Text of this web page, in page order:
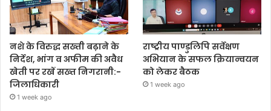
नशे के विरुद्ध सख्ती बढ़ाने के
निर्देश, भांग व अफीम की अवैध
खेती पर रखें सख्त निगरानी:-
जिलाधिकारी
1 week ago
राष्ट्रीय पाण्डुलिपि सर्वेक्षण
अभियान के सफल क्रियान्वयन
को लेकर बैठक
1 week ago